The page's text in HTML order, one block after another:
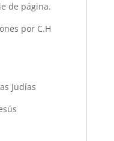
de página.
por C.H
Judías